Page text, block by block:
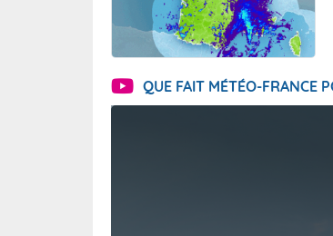
QUE FAIT MÉTÉO-FRANCE